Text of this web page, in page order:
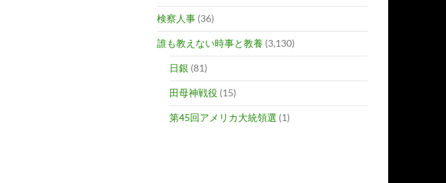
検察人事 (36)
誰も教えない時事と教養 (3,130)
日銀 (81)
田母神戦役 (15)
第45回アメリカ大統領選 (1)